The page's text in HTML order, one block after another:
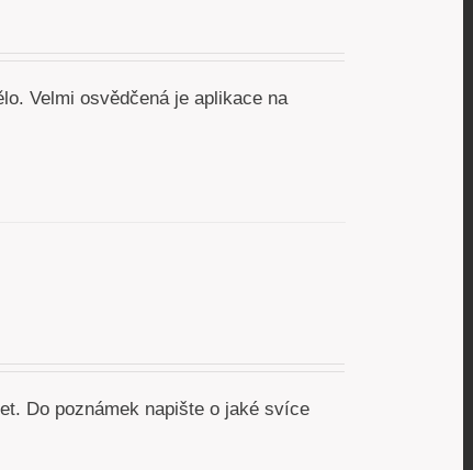
Velmi osvědčená je aplikace na
Do poznámek napište o jaké svíce